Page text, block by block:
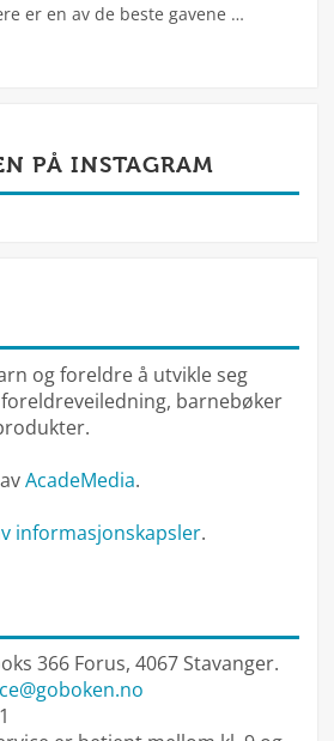
er en av de beste gavene …
PÅ INSTAGRAM
og foreldre å utvikle seg
barnebøker
AcadeMedia.
informasjonskapsler.
366 Forus, 4067 Stavanger.